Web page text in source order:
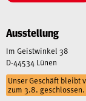
Ausstellung
Im Geistwinkel 38
D-44534 Lünen
Unser Geschäft bleibt
zum 3.8. geschlossen.